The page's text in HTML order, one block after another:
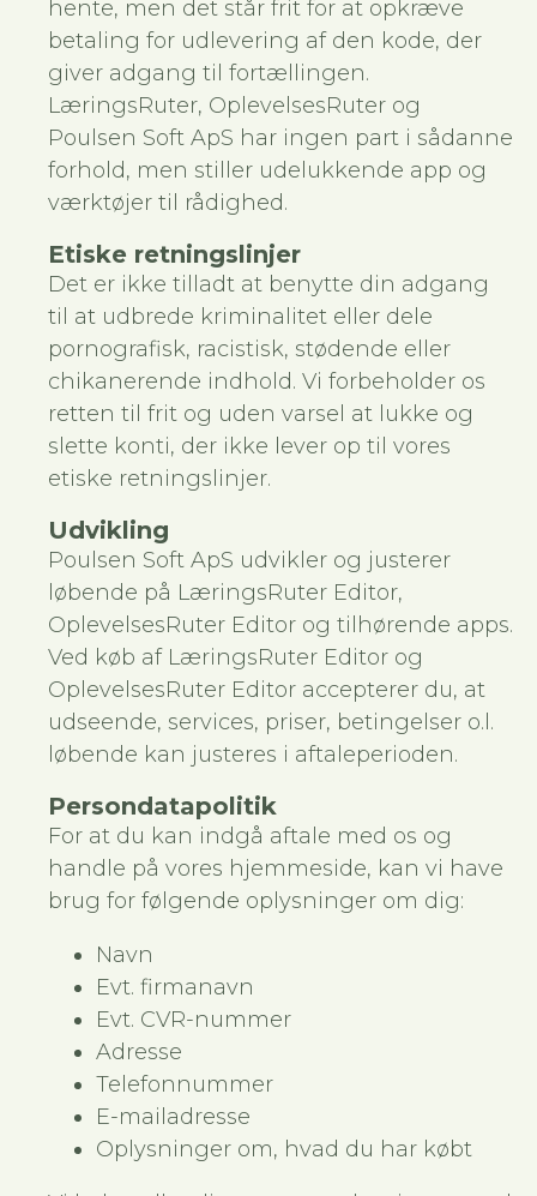
hente, men det står frit for at opkræve
betaling for udlevering af den kode, der
giver adgang til fortællingen.
LæringsRuter, OplevelsesRuter og
Poulsen Soft ApS har ingen part i sådanne
forhold, men stiller udelukkende app og
værktøjer til rådighed.
Etiske retningslinjer
Det er ikke tilladt at benytte din adgang
til at udbrede kriminalitet eller dele
pornografisk, racistisk, stødende eller
chikanerende indhold. Vi forbeholder os
retten til frit og uden varsel at lukke og
slette konti, der ikke lever op til vores
etiske retningslinjer.
Udvikling
Poulsen Soft ApS udvikler og justerer
løbende på LæringsRuter Editor,
OplevelsesRuter Editor og tilhørende apps.
Ved køb af LæringsRuter Editor og
OplevelsesRuter Editor accepterer du, at
udseende, services, priser, betingelser o.l.
løbende kan justeres i aftaleperioden.
Persondatapolitik
For at du kan indgå aftale med os og
handle på vores hjemmeside, kan vi have
brug for følgende oplysninger om dig:
Navn
Evt. firmanavn
Evt. CVR-nummer
Adresse
Telefonnummer
E-mailadresse
Oplysninger om, hvad du har købt